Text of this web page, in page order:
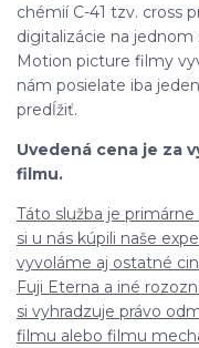
chémií C-41 tzv. cross
digitalizácie na
Motion picture filmy
nám posielate iba
predĺžiť.
Uvedená cena je za
filmu.
Táto služba je
si u nás kúpili naše
vyvoláme aj ostatné
Fuji Eterna a iné
si vyhradzuje právo
filmu alebo filmu